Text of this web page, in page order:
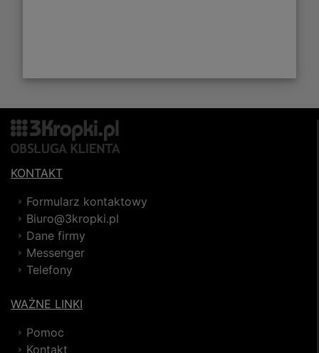
KONTAKT
Formularz kontaktowy
Biuro@3kropki.pl
Dane firmy
Messenger
Telefony
WAŻNE LINKI
Pomoc
Kontakt